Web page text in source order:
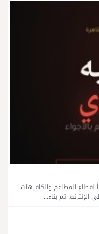
المطاعم والكافيهات
تم بناء...